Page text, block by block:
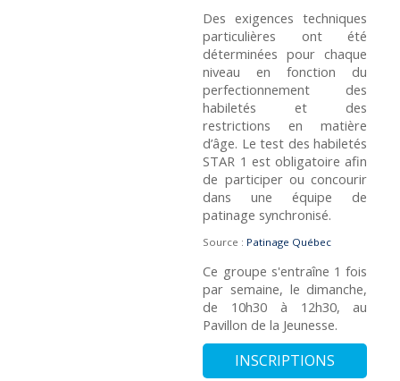
Des exigences techniques
particulières ont été
déterminées pour chaque
niveau en fonction du
perfectionnement des
habiletés et des
restrictions en matière
d’âge. Le test des habiletés
STAR 1 est obligatoire afin
de participer ou concourir
dans une équipe de
patinage synchronisé.
Source : Patinage Québec
Ce groupe s'entraîne 1 fois
par semaine, le dimanche,
de 10h30 à 12h30, au
Pavillon de la Jeunesse.
INSCRIPTIONS